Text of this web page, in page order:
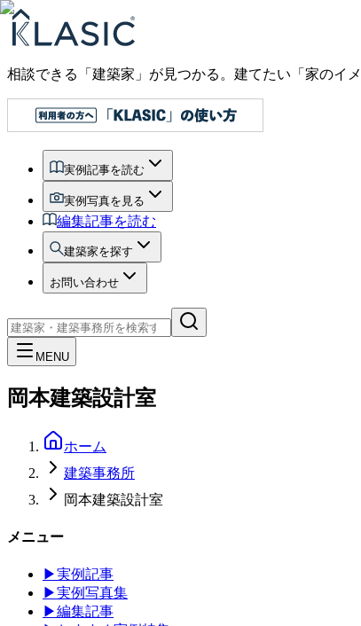
相談できる「建築家」が見つかる。建てたい「家のイ
実例記事を読む
実例写真を見る
編集記事を読む
建築家を探す
お問い合わせ
MENU
岡本建築設計室
ホーム
建築事務所
岡本建築設計室
メニュー
▶実例記事
▶実例写真集
▶編集記事